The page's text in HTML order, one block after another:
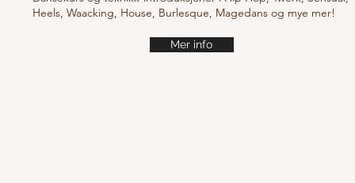
Heels, Waacking, House, Burlesque, Magedans og mye mer!
Mer info